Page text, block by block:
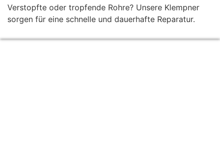
Verstopfte oder tropfende Rohre? Unsere Klempner
sorgen für eine schnelle und dauerhafte Reparatur.